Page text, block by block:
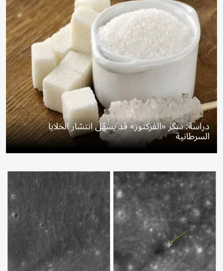
دراسة: سكر «الفركتوز» قد يسهّل انتشار الخلايا
السرطانية